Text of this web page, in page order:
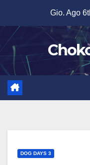
contenuto
Gio. Ago
DOG DAYS 3